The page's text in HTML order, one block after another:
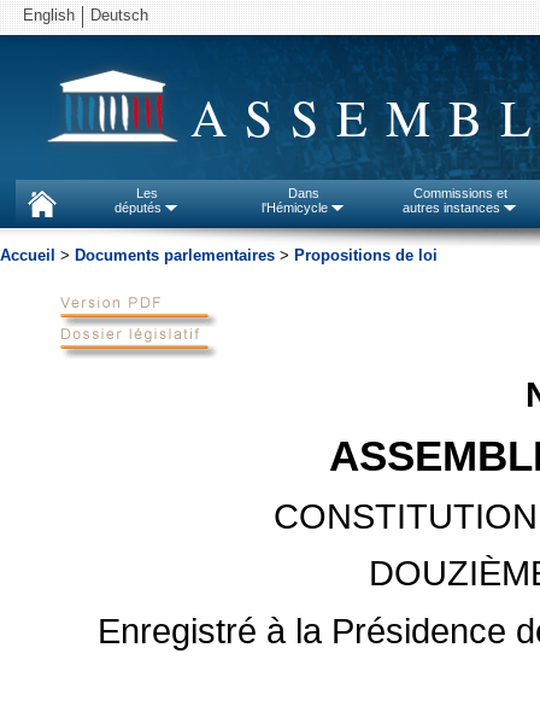
English Deutsch
Les
députés
Dans
l'Hémicycle
Commissions et
autres instances
Accueil > Documents parlementaires > Propositions de loi
Enregistré à la Présidence